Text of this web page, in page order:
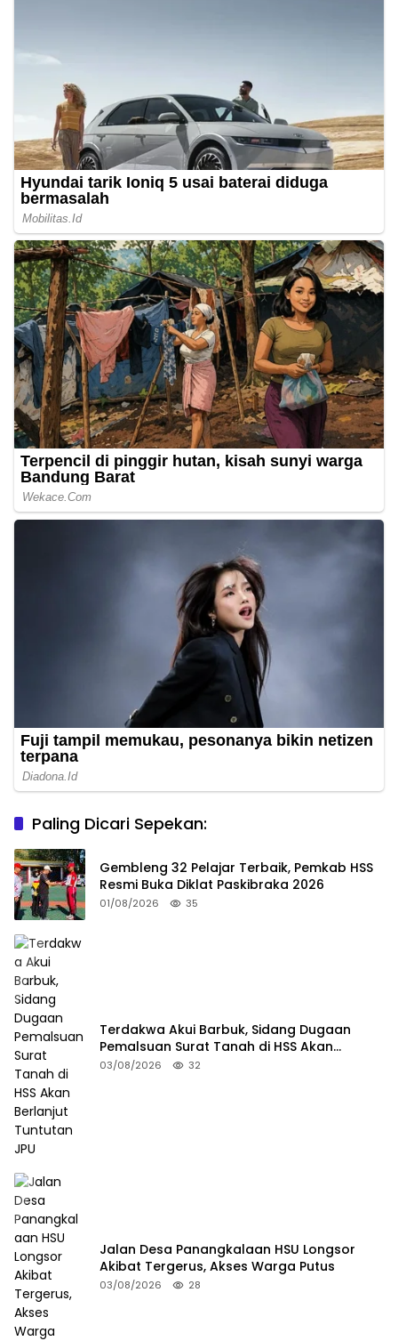
Paling Dicari Sepekan:
Gembleng 32 Pelajar Terbaik, Pemkab HSS
Resmi Buka Diklat Paskibraka 2026
01/08/2026 35
Terdakwa Akui Barbuk, Sidang Dugaan
Pemalsuan Surat Tanah di HSS Akan
Berlanjut Tuntutan JPU
03/08/2026 32
Jalan Desa Panangkalaan HSU Longsor
Akibat Tergerus, Akses Warga Putus
03/08/2026 28